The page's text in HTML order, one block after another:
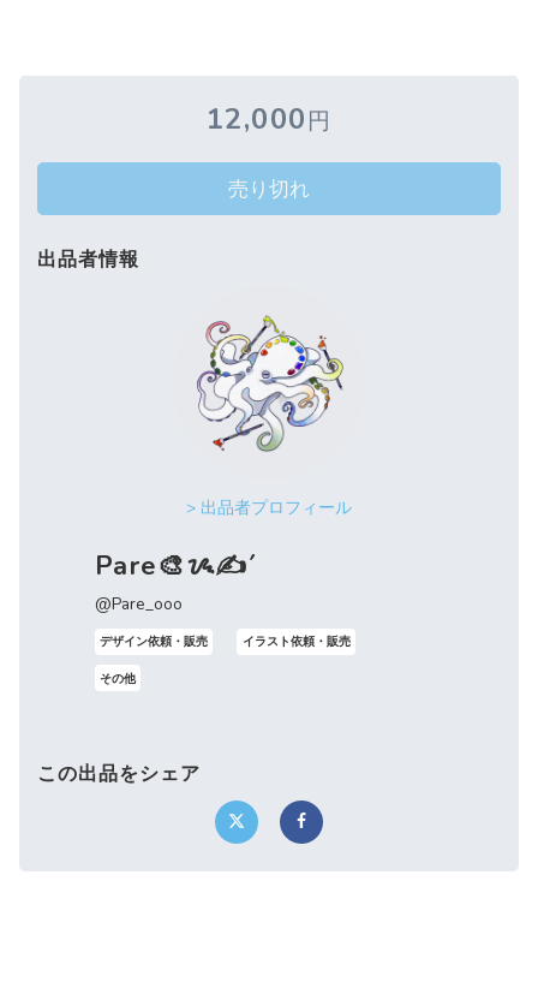
12,000円
売り切れ
出品者情報
> 出品者プロフィール
Pare🎨ᝰ✍️´
@Pare_ooo
デザイン依頼・販売 イラスト依頼・販売
その他
この出品をシェア